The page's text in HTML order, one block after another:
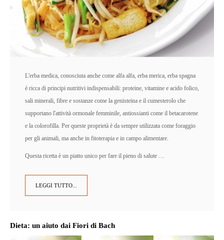
L'erba medica, conosciuta anche come alfa alfa, erba merica, erba spagna
è ricca di principi nutritivi indispensabili: proteine, vitamine e acido folico,
sali minerali, fibre e sostanze come la genisteina e il cumesterolo che
supportano l'attività ormonale femminile, antiossianti come il betacarotene
e la colorofilla. Per queste proprietà è da sempre utilizzata come foraggio
per gli animali, ma anche in fitoterapia e in campo alimentare.
Questa ricetta è un piatto unico per fare il pieno di salute …
LEGGI TUTTO...
Dieta: un aiuto dai Fiori di Bach